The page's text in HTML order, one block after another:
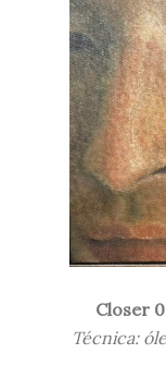
Closer
Técnica: